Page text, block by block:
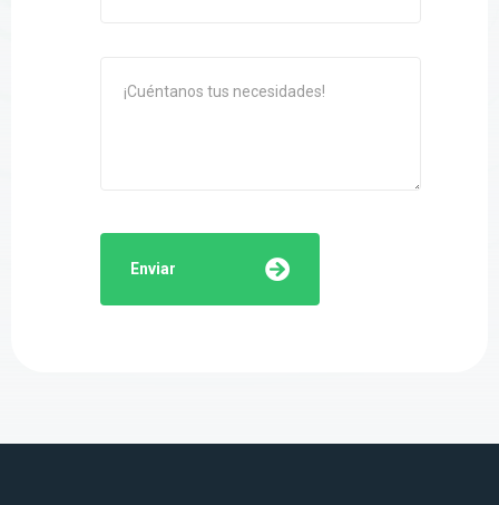
Enviar